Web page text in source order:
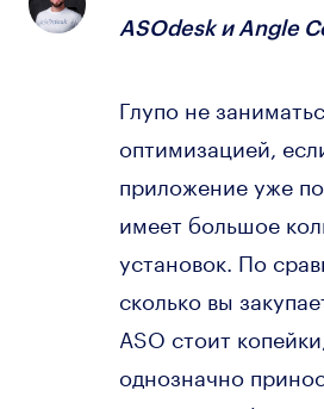
ASOdesk и Angle
Глупо не
оптимизацией,
приложение уже
имеет большое
установок. По
сколько вы
ASO стоит
однозначно